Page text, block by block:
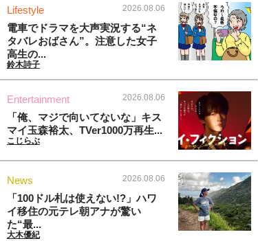
Lifestyle 2026.08.06
電車でドラマを大声実況する“ネ
タバレおばさん”。注意した女子
高生の...
鈴木詩子
Entertainment 2026.08.06
「俺、マジで向いてないな」キス
マイ玉森裕太、TVer1000万再生...
こじらぶ
News 2026.08.06
「100ドル札は使えない!?」ハワ
イ移住の元テレ朝アナが驚い
た“最...
大木優紀